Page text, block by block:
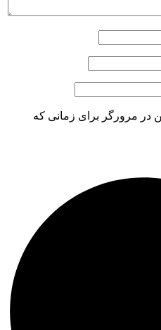
در مرورگر برای زمانی که